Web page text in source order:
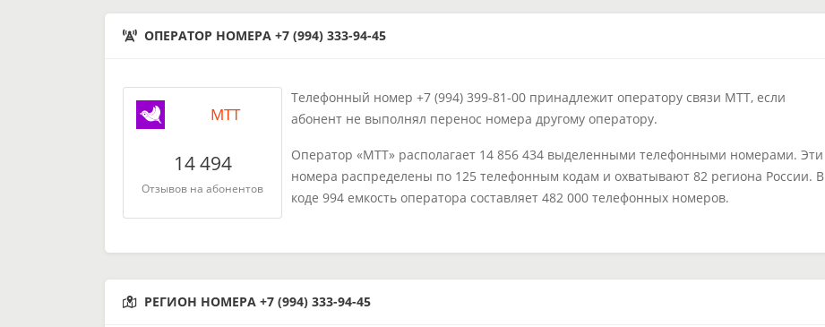
ОПЕРАТОР НОМЕРА +7 (994) 333-94-45
МТТ
14 494
Отзывов на абонентов
Телефонный номер +7 (994) 399-81-00 принадлежит оператору связи МТТ, если
абонент не выполнял перенос номера другому оператору.
Оператор «МТТ» располагает 14 856 434 выделенными телефонными номерами. Эти
номера распределены по 125 телефонным кодам и охватывают 82 региона России. В
коде 994 емкость оператора составляет 482 000 телефонных номеров.
РЕГИОН НОМЕРА +7 (994) 333-94-45